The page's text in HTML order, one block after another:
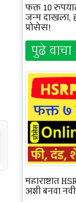
फक्त 10
जन्म दाखला,
प्रोसेस!
पुढे
महाराष्ट्रात
अशी बनवा